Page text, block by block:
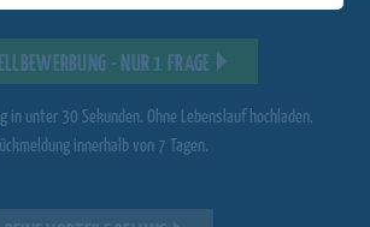
- NUR 1 FRAGE
in unter 30 Sekunden. Ohne Lebenslauf hochladen.
innerhalb von 7 Tagen.